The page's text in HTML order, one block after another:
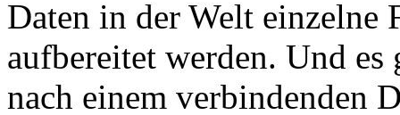
Daten in der Welt einzelne
aufbereitet werden. Und es
nach einem verbindenden